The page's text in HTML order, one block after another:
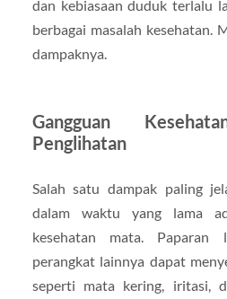
dan kebiasaan duduk terlalu
berbagai masalah kesehatan.
dampaknya.
Gangguan
Penglihatan
Salah satu dampak paling
dalam waktu yang lama
kesehatan mata. Paparan
perangkat lainnya dapat
seperti mata kering, iritasi,